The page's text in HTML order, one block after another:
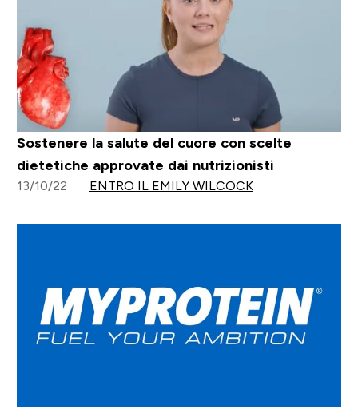
Sostenere la salute del cuore con scelte
dietetiche approvate dai nutrizionisti
13/10/22 ENTRO IL EMILY WILCOCK